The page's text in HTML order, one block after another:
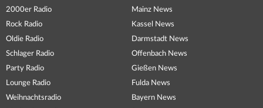
2000er Radio
Rock Radio
Oldie Radio
Schlager Radio
Party Radio
Lounge Radio
Weihnachtsradio
Mainz News
Kassel News
Darmstadt News
Offenbach News
Gießen News
Fulda News
Bayern News